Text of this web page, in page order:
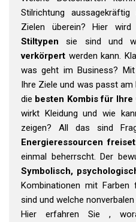
Stilrichtung
Zielen überein? Hier
Stiltypen sie sind und
verkörpert werden kann.
was geht im Business?
Ihre Ziele und was passt
die besten Kombis für Ihre
wirkt Kleidung und wie
zeigen? All das sind
Energieressourcen
einmal beherrscht. Der
Symbolisch,
Kombinationen mit Farben
sind und welche
Hier erfahren Sie ,